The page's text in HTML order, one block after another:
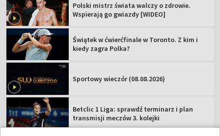
Polski mistrz świata walczy o zdrowie.
Wspierają go gwiazdy [WIDEO]
Świątek w ćwierćfinale w Toronto. Z kim i
kiedy zagra Polka?
Sportowy wieczór (08.08.2026)
Betclic 1 Liga: sprawdź terminarz i plan
transmisji meczów 3. kolejki